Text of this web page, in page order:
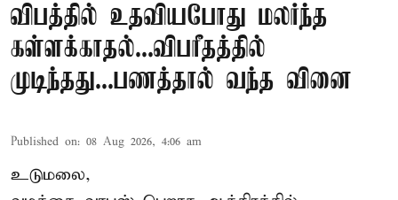
விபத்தில் உதவியபோது மலர்ந்த
கள்ளக்காதல்...விபரீதத்தில்
முடிந்தது...பணத்தால் வந்த வினை
Published on: 08 Aug 2026, 4:06 am
உடுமலை,